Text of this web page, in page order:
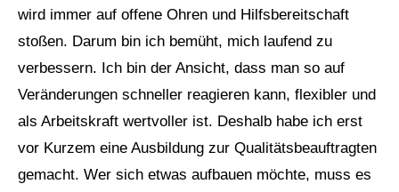
wird immer auf offene Ohren und Hilfsbereitschaft
stoßen. Darum bin ich bemüht, mich laufend zu
verbessern. Ich bin der Ansicht, dass man so auf
Veränderungen schneller reagieren kann, flexibler und
als Arbeitskraft wertvoller ist. Deshalb habe ich erst
vor Kurzem eine Ausbildung zur Qualitätsbeauftragten
gemacht. Wer sich etwas aufbauen möchte, muss es